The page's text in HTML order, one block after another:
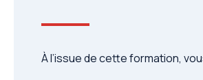
À l’issue de cette formation,